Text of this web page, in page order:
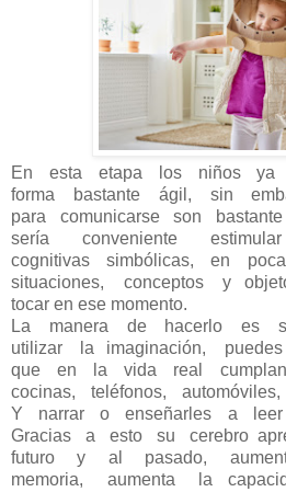
En esta etapa los niños ya
forma bastante ágil, sin
para comunicarse son
sería conveniente
cognitivas simbólicas, en
situaciones, conceptos y
tocar en ese momento.
La manera de hacerlo es
utilizar la imaginación,
que en la vida real
cocinas, teléfonos,
Y narrar o enseñarles a
Gracias a esto su cerebro
futuro y al pasado,
memoria, aumenta la